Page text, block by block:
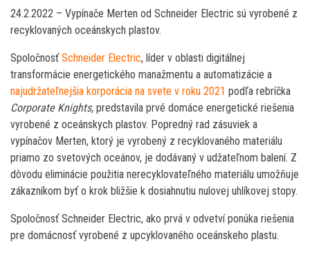
24.2.2022 – Vypínače Merten od Schneider Electric sú vyrobené z
recyklovaných oceánskych plastov.
SpoločnosťSchneider Electric, líder v oblasti digitálnej
transformácie energetického manažmentu a automatizácie a
najudržateľnejšia korporácia na svete v roku 2021 podľa rebríčka
Corporate Knights, predstavila prvé domáce energetické riešenia
vyrobené z oceánskych plastov. Popredný rad zásuviek a
vypínačov Merten, ktorý je vyrobený z recyklovaného materiálu
priamo zo svetových oceánov, je dodávaný v udžateľnom balení. Z
dôvodu eliminácie použitia nerecyklovateľného materiálu umožňuje
zákazníkom byť o krok bližšie k dosiahnutiu nulovej uhlíkovej stopy.
Spoločnosť Schneider Electric, ako prvá v odvetví ponúka riešenia
pre domácnosť vyrobené z upcyklovaného oceánskeho plastu.